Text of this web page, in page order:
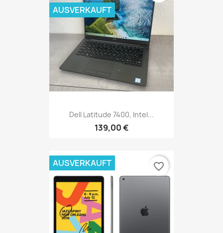
Dell Latitude 7400, Intel...
139,00 €
AUSVERKAUFT
AUSVERKAUFT favorite_border